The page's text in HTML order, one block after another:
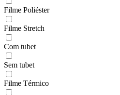
Filme Poliéster
Filme Stretch
Com tubet
Sem tubet
Filme Térmico